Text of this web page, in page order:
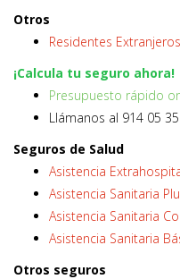
Otros
Residentes Extranjeros
¡Calcula tu seguro ahora!
Presupuesto rápido
Llámanos al 914 05
Seguros de Salud
Asistencia
Asistencia Sanitaria
Asistencia Sanitaria
Asistencia Sanitaria
Otros seguros